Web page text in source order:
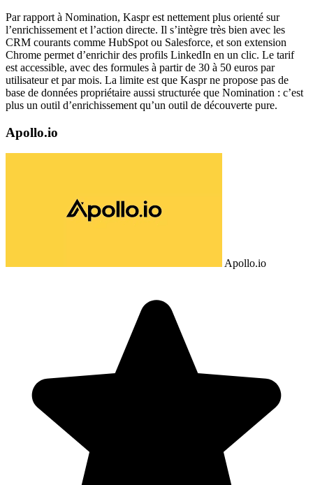
Par rapport à Nomination, Kaspr est nettement plus orienté sur
l’enrichissement et l’action directe. Il s’intègre très bien avec les
CRM courants comme HubSpot ou Salesforce, et son extension
Chrome permet d’enrichir des profils LinkedIn en un clic. Le tarif
est accessible, avec des formules à partir de 30 à 50 euros par
utilisateur et par mois. La limite est que Kaspr ne propose pas de
base de données propriétaire aussi structurée que Nomination : c’est
plus un outil d’enrichissement qu’un outil de découverte pure.
Apollo.io
Apollo.io